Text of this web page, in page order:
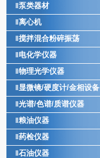
泵类器材
离心机
搅拌混合粉碎振荡
电化学仪器
物理光学仪器
显微镜/硬度计/金相设备
光谱/色谱/质谱仪器
粮油仪器
药检仪器
石油仪器